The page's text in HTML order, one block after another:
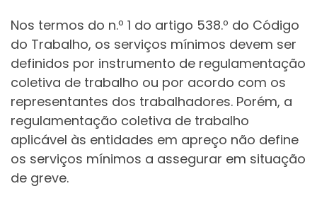
Nos termos do n.º 1 do artigo 538.º do Código
do Trabalho, os serviços mínimos devem ser
definidos por instrumento de regulamentação
coletiva de trabalho ou por acordo com os
representantes dos trabalhadores. Porém, a
regulamentação coletiva de trabalho
aplicável às entidades em apreço não define
os serviços mínimos a assegurar em situação
de greve.